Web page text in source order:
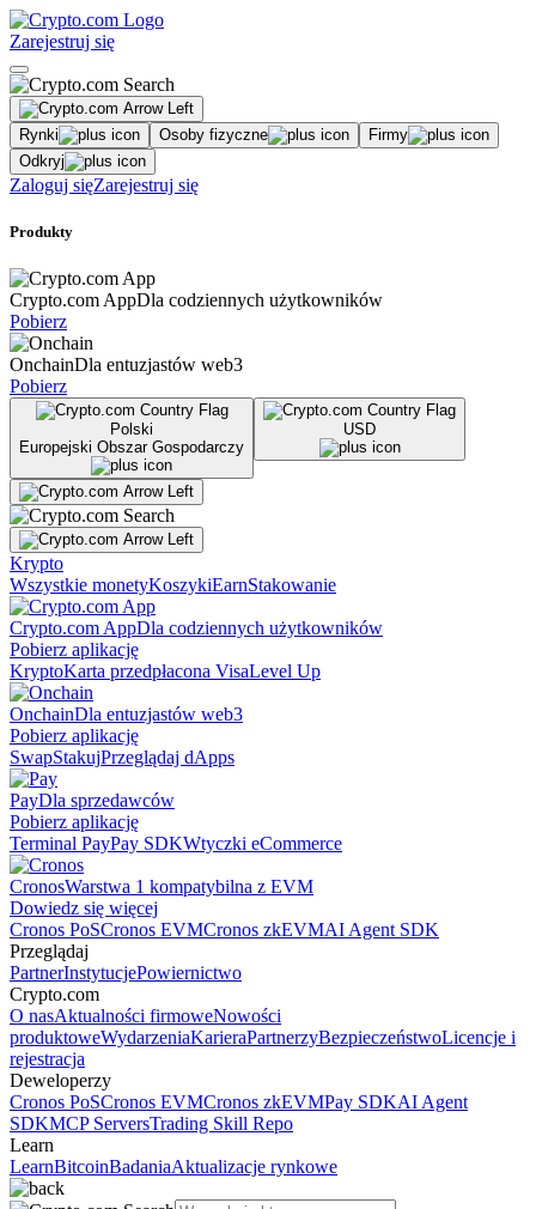
Zarejestruj się
Rynki Osoby fizyczne
Firmy
Odkryj
Zaloguj sięZarejestruj się
Produkty
Crypto.com AppDla codziennych użytkowników
Pobierz
OnchainDla entuzjastów web3
Pobierz
Polski
Europejski Obszar Gospodarczy
USD
Krypto
Wszystkie monetyKoszykiEarnStakowanie
Crypto.com AppDla codziennych użytkowników
Pobierz aplikację
KryptoKarta przedpłacona VisaLevel Up
OnchainDla entuzjastów web3
Pobierz aplikację
SwapStakujPrzeglądaj dApps
PayDla sprzedawców
Pobierz aplikację
Terminal PayPay SDKWtyczki eCommerce
CronosWarstwa 1 kompatybilna z EVM
Dowiedz się więcej
Cronos PoSCronos EVMCronos zkEVMAI Agent SDK
Przeglądaj
PartnerInstytucjePowiernictwo
Crypto.com
O nasAktualności firmoweNowości
produktoweWydarzeniaKarieraPartnerzyBezpieczeństwoLicencje i
rejestracja
Deweloperzy
Cronos PoSCronos EVMCronos zkEVMPay SDKAI Agent
SDKMCP ServersTrading Skill Repo
Learn
LearnBitcoinBadaniaAktualizacje rynkowe